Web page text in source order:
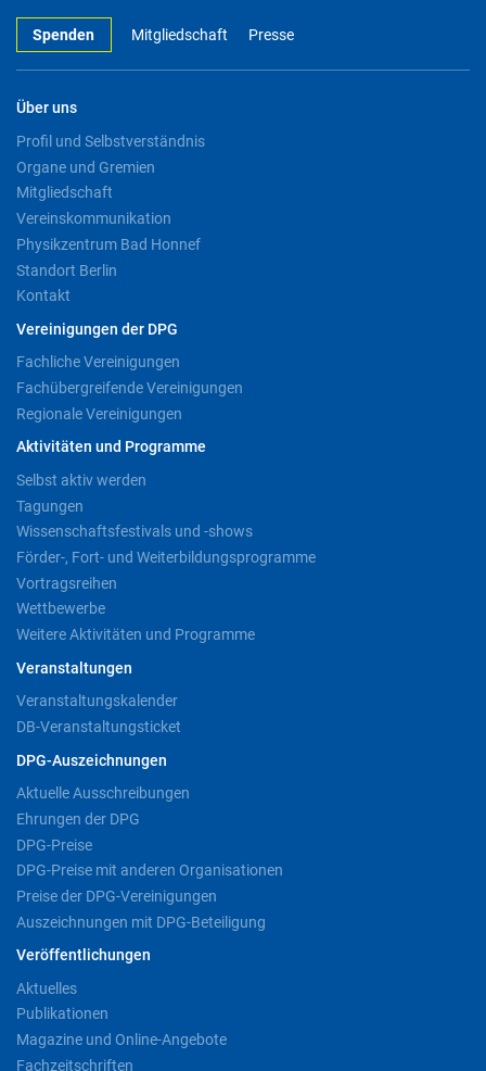
Spenden Mitgliedschaft Presse
Über uns
Profil und Selbstverständnis
Organe und Gremien
Mitgliedschaft
Vereinskommunikation
Physikzentrum Bad Honnef
Standort Berlin
Kontakt
Vereinigungen der DPG
Fachliche Vereinigungen
Fachübergreifende Vereinigungen
Regionale Vereinigungen
Aktivitäten und Programme
Selbst aktiv werden
Tagungen
Wissenschaftsfestivals und -shows
Förder-, Fort- und Weiterbildungsprogramme
Vortragsreihen
Wettbewerbe
Weitere Aktivitäten und Programme
Veranstaltungen
Veranstaltungskalender
DB-Veranstaltungsticket
DPG-Auszeichnungen
Aktuelle Ausschreibungen
Ehrungen der DPG
DPG-Preise
DPG-Preise mit anderen Organisationen
Preise der DPG-Vereinigungen
Auszeichnungen mit DPG-Beteiligung
Veröffentlichungen
Aktuelles
Publikationen
Magazine und Online-Angebote
Fachzeitschriften